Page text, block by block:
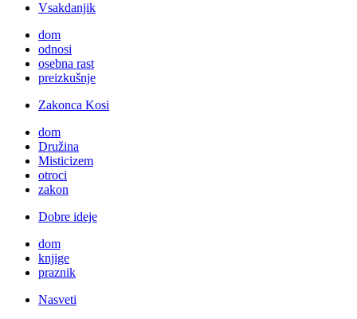
Vsakdanjik
dom
odnosi
osebna rast
preizkušnje
Zakonca Kosi
dom
Družina
Misticizem
otroci
zakon
Dobre ideje
dom
knjige
praznik
Nasveti